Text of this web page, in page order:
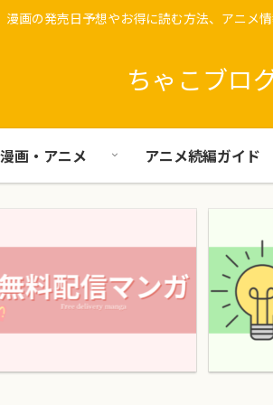
漫画の発売日予想やお得に読む方法、アニメ
ちゃこブロ
漫画・アニメ アニメ続編ガイド